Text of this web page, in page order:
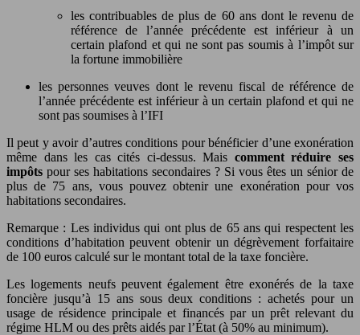
les contribuables de plus de 60 ans dont le revenu de
référence de l’année précédente est inférieur à un
certain plafond et qui ne sont pas soumis à l’impôt sur
la fortune immobilière
les personnes veuves dont le revenu fiscal de référence de
l’année précédente est inférieur à un certain plafond et qui ne
sont pas soumises à l’IFI
Il peut y avoir d’autres conditions pour bénéficier d’une exonération
même dans les cas cités ci-dessus. Mais comment réduire ses
impôts pour ses habitations secondaires ? Si vous êtes un sénior de
plus de 75 ans, vous pouvez obtenir une exonération pour vos
habitations secondaires.
Remarque : Les individus qui ont plus de 65 ans qui respectent les
conditions d’habitation peuvent obtenir un dégrèvement forfaitaire
de 100 euros calculé sur le montant total de la taxe foncière.
Les logements neufs peuvent également être exonérés de la taxe
foncière jusqu’à 15 ans sous deux conditions : achetés pour un
usage de résidence principale et financés par un prêt relevant du
régime HLM ou des prêts aidés par l’État (à 50% au minimum).